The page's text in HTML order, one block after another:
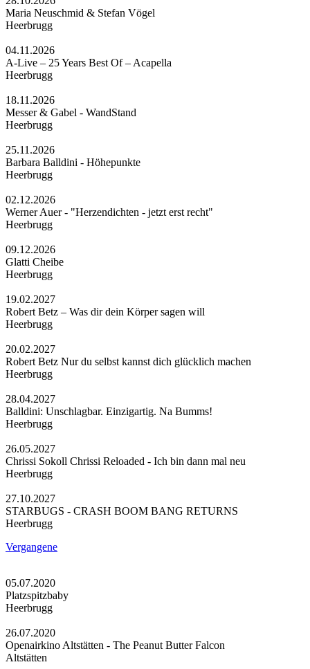
Maria Neuschmid & Stefan Vögel
Heerbrugg
04.11.2026
A-Live – 25 Years Best Of – Acapella
Heerbrugg
18.11.2026
Messer & Gabel - WandStand
Heerbrugg
25.11.2026
Barbara Balldini - Höhepunkte
Heerbrugg
02.12.2026
Werner Auer - "Herzendichten - jetzt erst recht"
Heerbrugg
09.12.2026
Glatti Cheibe
Heerbrugg
19.02.2027
Robert Betz – Was dir dein Körper sagen will
Heerbrugg
20.02.2027
Robert Betz Nur du selbst kannst dich glücklich machen
Heerbrugg
28.04.2027
Balldini: Unschlagbar. Einzigartig. Na Bumms!
Heerbrugg
26.05.2027
Chrissi Sokoll Chrissi Reloaded - Ich bin dann mal neu
Heerbrugg
27.10.2027
STARBUGS - CRASH BOOM BANG RETURNS
Heerbrugg
Vergangene
05.07.2020
Platzspitzbaby
Heerbrugg
26.07.2020
Openairkino Altstätten - The Peanut Butter Falcon
Altstätten